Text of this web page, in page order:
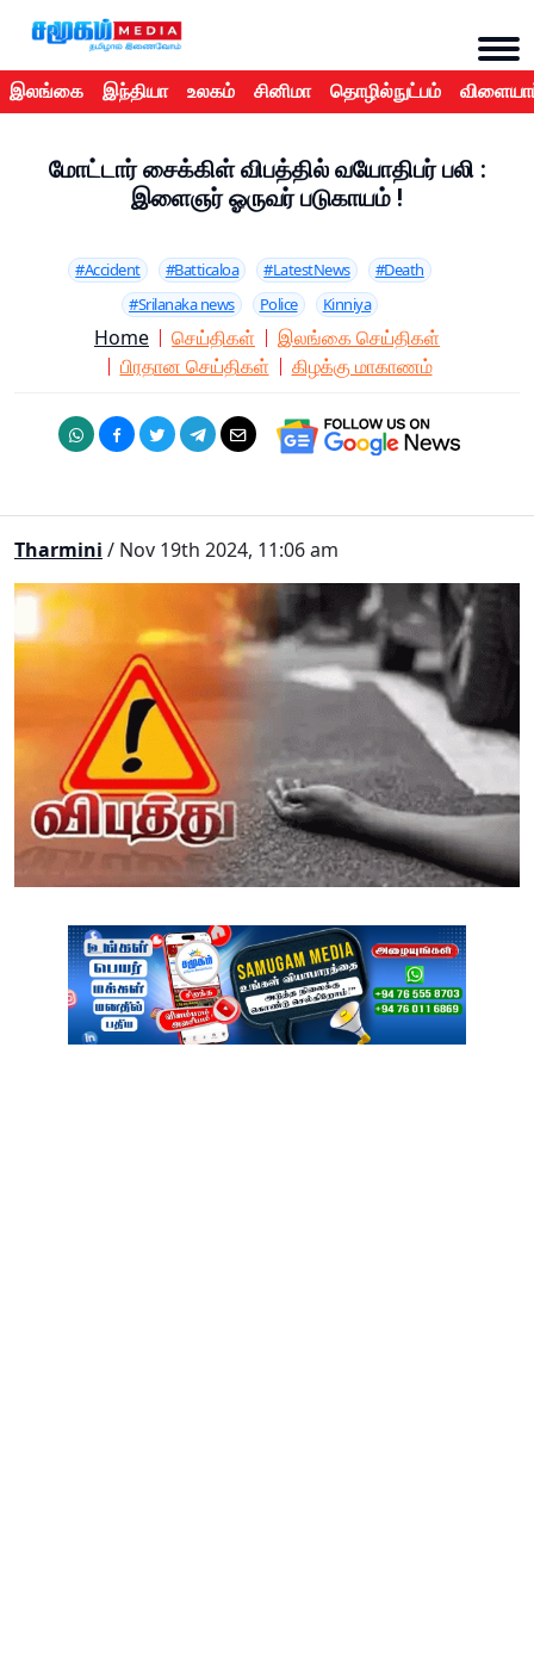
இலங்கை இந்தியா உலகம் சினிமா தொழில்நுட்பம்
மோட்டார் சைக்கிள் விபத்தில் வயோதிபர் பலி :
இளைஞர் ஓருவர் படுகாயம் !
#Accident #Batticaloa #LatestNews
#Death
#Srilanaka news
Police Kinniya
Home செய்திகள்
இலங்கை செய்திகள்
பிரதான செய்திகள்
கிழக்கு மாகாணம்
Tharmini / Nov 19th 2024, 11:06 am